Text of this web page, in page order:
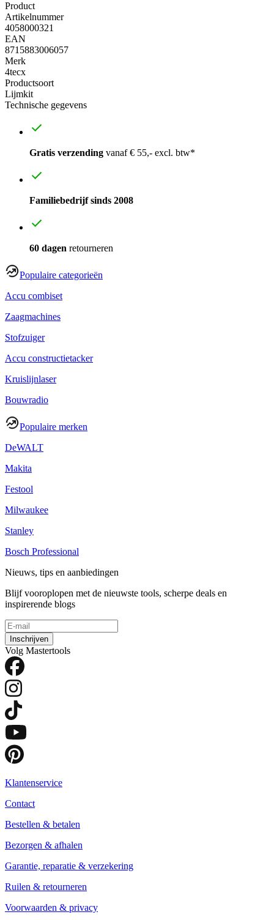
Product
Artikelnummer
4058000321
EAN
8715883006057
Merk
4tecx
Productsoort
Lijmkit
Technische gegevens
Gratis verzending vanaf € 55,- excl. btw*
Familiebedrijf sinds 2008
60 dagen retourneren
Populaire categorieën
Accu combiset
Zaagmachines
Stofzuiger
Accu constructietacker
Kruislijnlaser
Bouwradio
Populaire merken
DeWALT
Makita
Festool
Milwaukee
Stanley
Bosch Professional
Nieuws, tips en aanbiedingen
Blijf vooroplopen met de nieuwste tools, scherpe deals en
inspirerende blogs
Inschrijven
Volg Mastertools
Klantenservice
Contact
Bestellen & betalen
Bezorgen & afhalen
Garantie, reparatie & verzekering
Ruilen & retourneren
Voorwaarden & privacy